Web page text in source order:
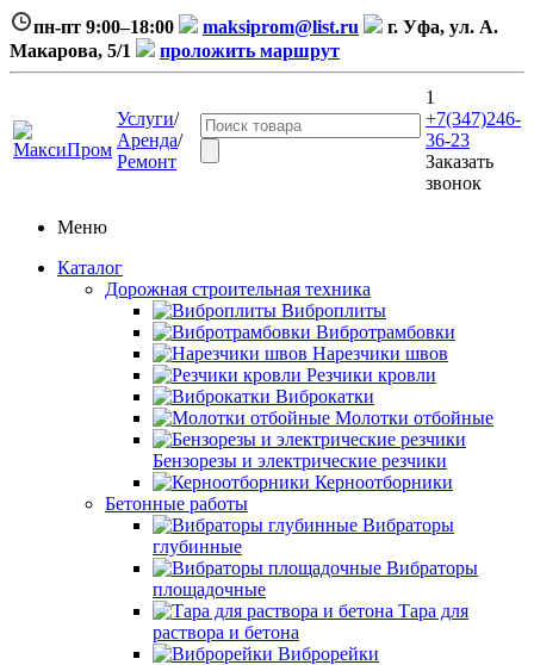
пн-пт 9:00–18:00 maksiprom@list.ru
г. Уфа, ул. А.
Макарова, 5/1
проложить маршрут
Услуги/
Аренда/
Ремонт
1
+7(347)246-
36-23
Заказать
звонок
Меню
Каталог
Дорожная строительная техника
Виброплиты
Вибротрамбовки
Нарезчики швов
Резчики кровли
Виброкатки
Молотки отбойные
Бензорезы и электрические резчики
Керноотборники
Бетонные работы
Вибраторы
глубинные
Вибраторы
площадочные
Тара для
раствора и бетона
Виброрейки